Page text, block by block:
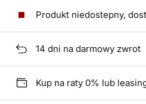
Produkt niedostepny,
14 dni na darmowy zwrot
Kup na raty 0% lub